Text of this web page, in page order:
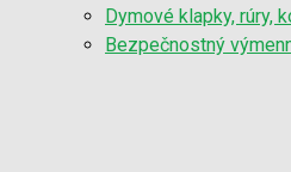
Dymové klapky, rúry,
Bezpečnostný